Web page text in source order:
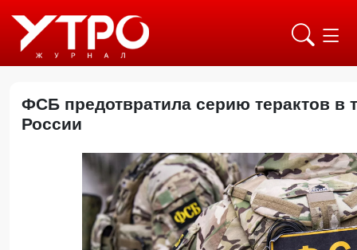
ФСБ предотвратила серию терактов в
России